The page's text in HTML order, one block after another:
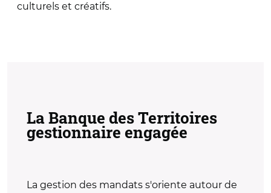
culturels et créatifs.
La Banque des Territoires
gestionnaire engagée
La gestion des mandats s'oriente autour de